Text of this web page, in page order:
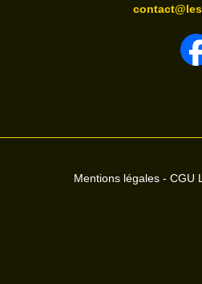
Mentions légales - CGU